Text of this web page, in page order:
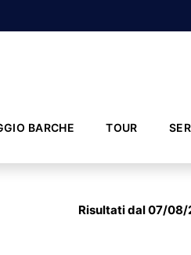
BARCHE TOUR
Risultati dal 07/